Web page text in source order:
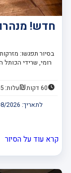
חדש!
בסיור תפגשו:
60 דקות עלות: 25–38 ₪
לתאריך: 2026
קרא עוד על הסיור